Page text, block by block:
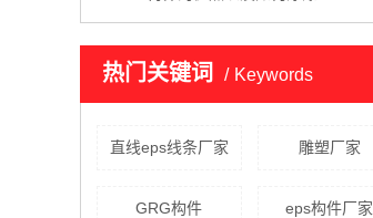
热门关键词 Keywords
直线eps线条厂家 雕塑厂家
GRG构件 eps构件厂家